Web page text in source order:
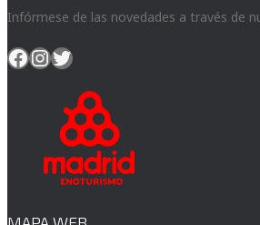
Infórmese de las novedades a través de
Facebook
Instagram
Twitter